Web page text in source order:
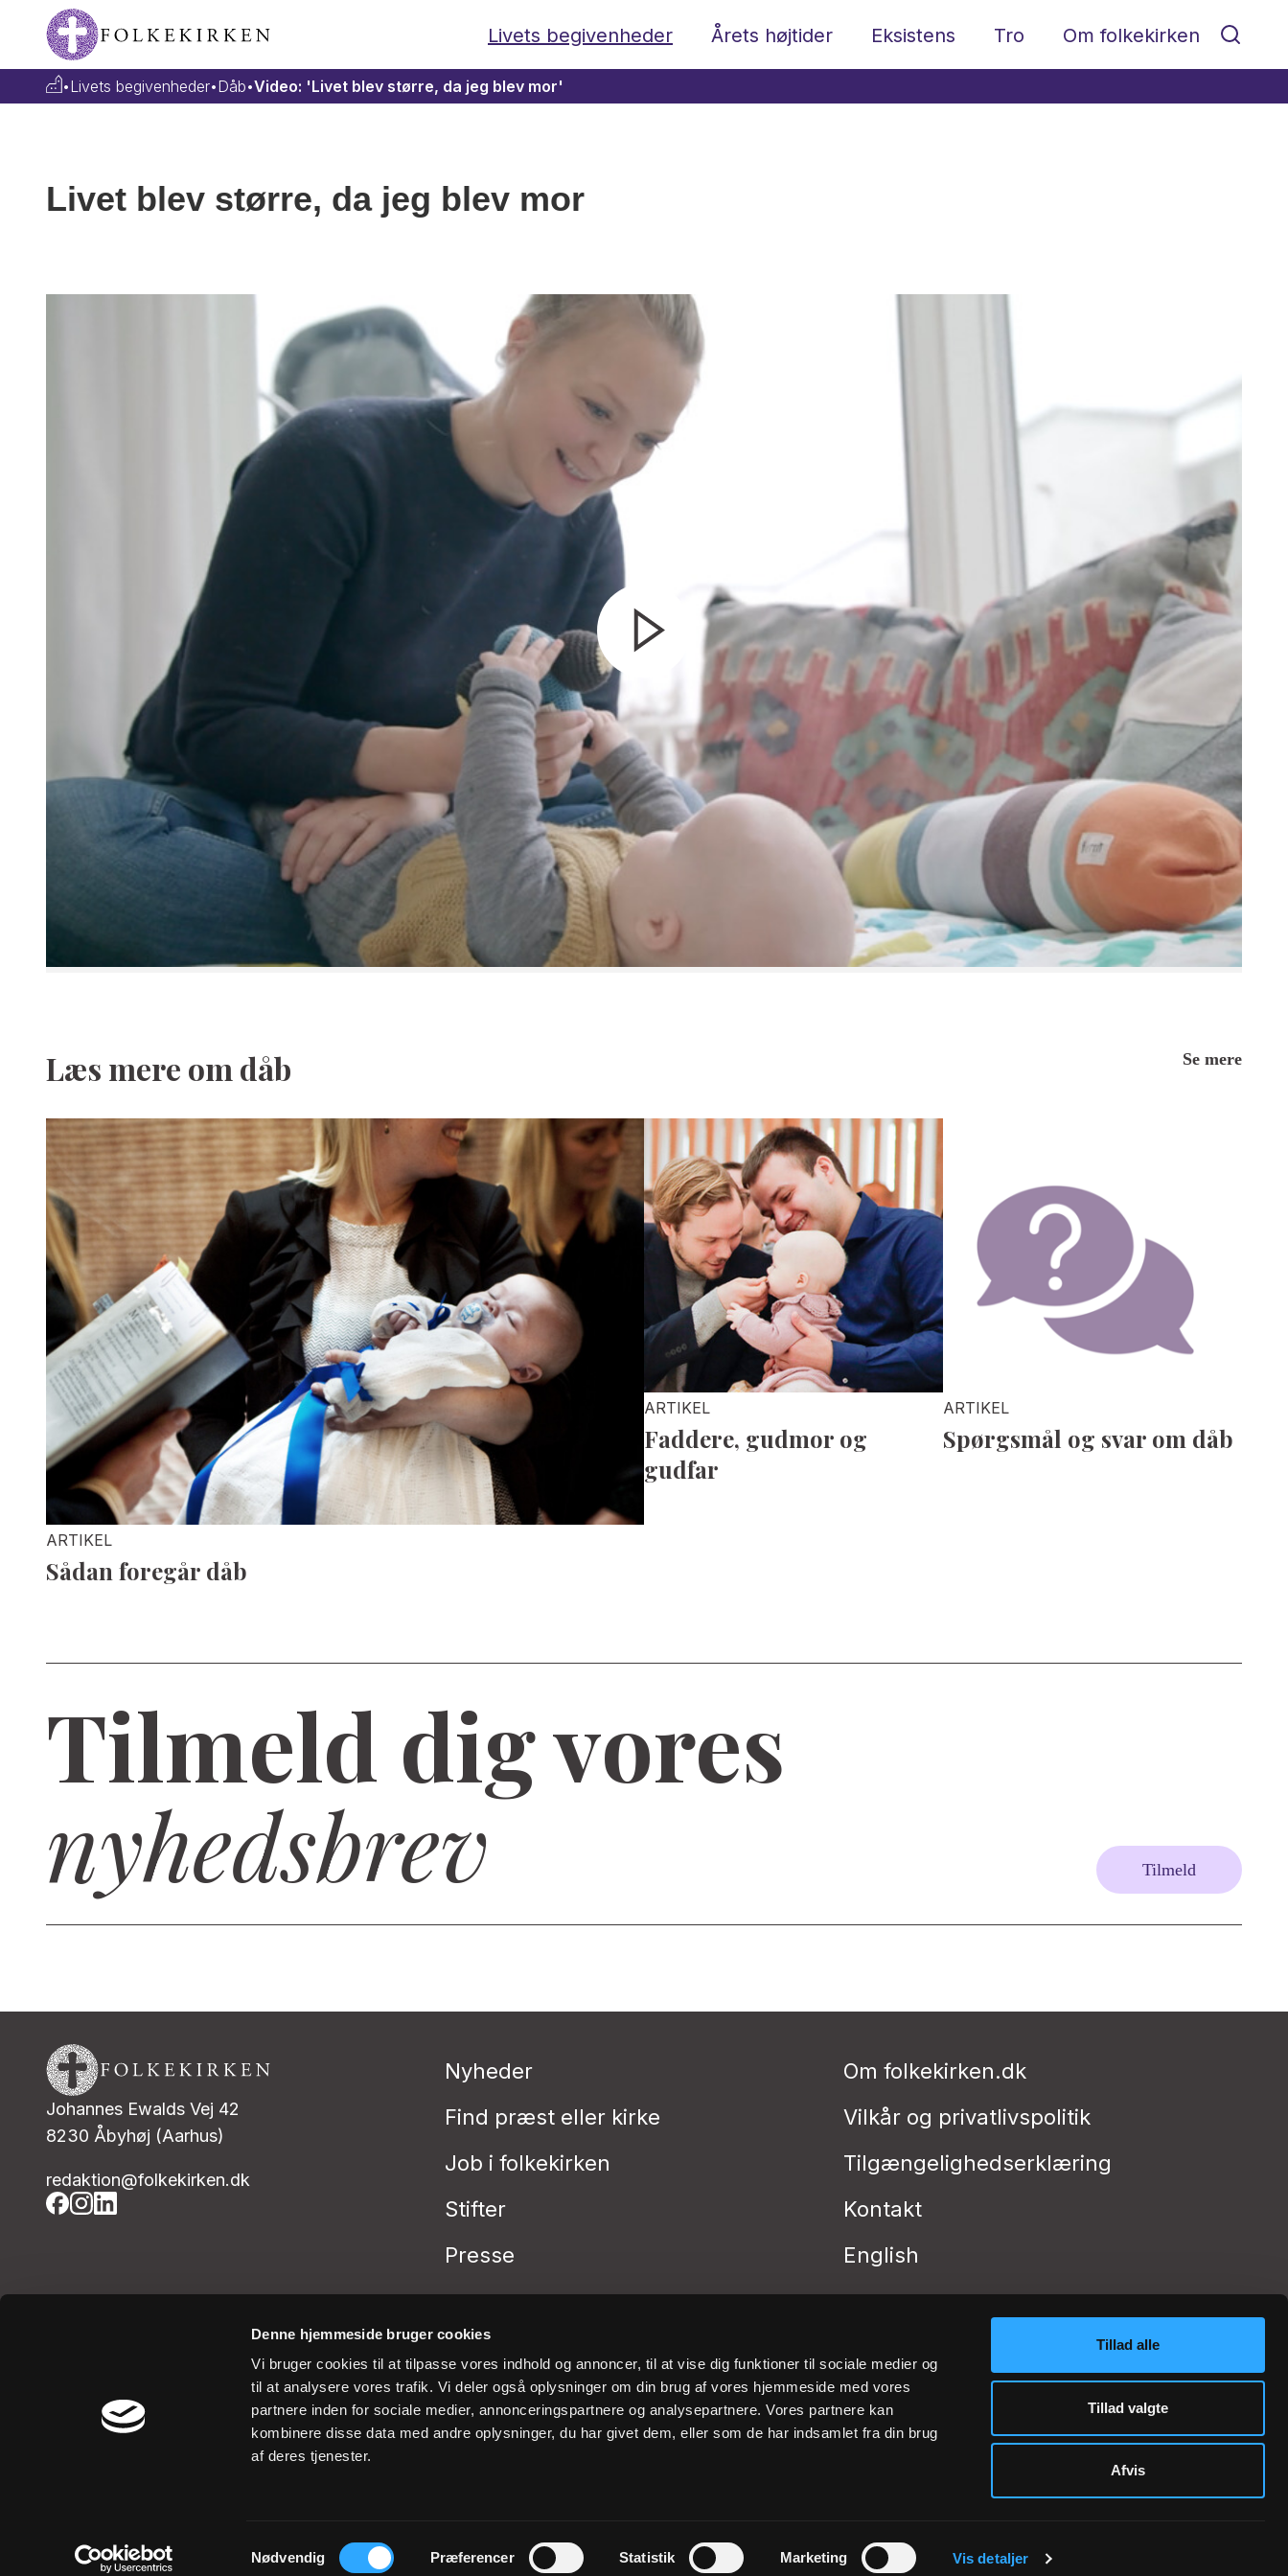
Denne hjemmeside bruger cookies
Vi bruger cookies til at tilpasse vores indhold og annoncer, til at vise dig funktioner til sociale medier og
til at analysere vores trafik. Vi deler også oplysninger om din brug af vores hjemmeside med vores
partnere inden for sociale medier, annonceringspartnere og analysepartnere. Vores partnere kan
kombinere disse data med andre oplysninger, du har givet dem, eller som de har indsamlet fra din brug
af deres tjenester.
Samtykkevalg
Nødvendig Præferencer Statistik Marketing Vis detaljer
Tillad alle
Tillad valgte
Afvis
Livets begivenheder Årets højtider Eksistens Tro Om folkekirken
•Livets begivenheder•Dåb•Video: 'Livet blev større, da jeg blev mor'
Livet blev større, da jeg blev mor
Læs mere om dåb Se mere
ARTIKEL
Sådan foregår dåb
ARTIKEL
Faddere, gudmor og
gudfar
ARTIKEL
Spørgsmål og svar om dåb
Tilmeld dig vores
nyhedsbrev
Tilmeld
Johannes Ewalds Vej 42
8230 Åbyhøj (Aarhus)
redaktion@folkekirken.dk
Nyheder
Find præst eller kirke
Job i folkekirken
Stifter
Presse
Om folkekirken.dk
Vilkår og privatlivspolitik
Tilgængelighedserklæring
Kontakt
English